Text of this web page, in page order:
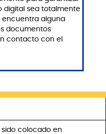
digital sea totalmente
encuentra alguna
documentos
contacto con el
sido colocado en